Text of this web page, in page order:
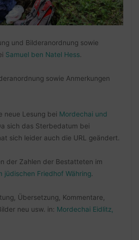
und Bilderanordnung sowie
Samuel ben Natel Hess
sowie Anmerkungen
neue Lesung bei Mordechai und
sich das Sterbedatum bei
sich leider auch die URL geändert.
der Zahlen der Bestatteten im
jüdischen Friedhof Währing
Übersetzung, Kommentare,
neu usw. in: Mordechai Eidlitz,